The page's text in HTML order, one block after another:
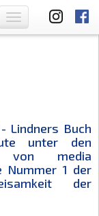
Toggle
navigation
- Lindners Buch
unter den
von media
Nummer 1 der
der